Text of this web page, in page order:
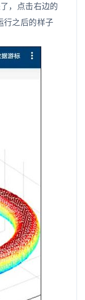
，点击右边的
行之后的样子